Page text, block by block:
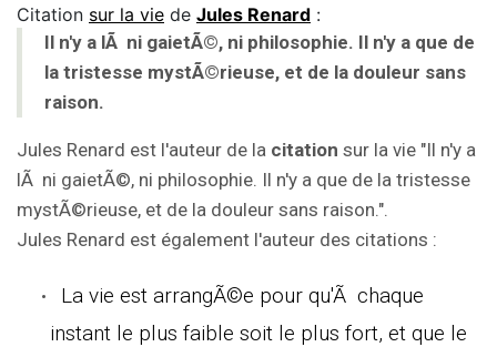
Citation sur la vie de Jules Renard :
Il n'y a lÃ ni gaietÃ©, ni philosophie. Il n'y a que de
la tristesse mystÃ©rieuse, et de la douleur sans
raison.
Jules Renard est l'auteur de la citation sur la vie "Il n'y a
lÃ ni gaietÃ©, ni philosophie. Il n'y a que de la tristesse
mystÃ©rieuse, et de la douleur sans raison.".
Jules Renard est également l'auteur des citations :
La vie est arrangÃ©e pour qu'Ã chaque
instant le plus faible soit le plus fort, et que le